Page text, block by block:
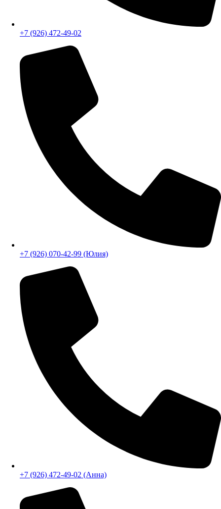
+7 (926) 472-49-02
+7 (926) 070-42-99 (Юлия)
+7 (926) 472-49-02 (Анна)